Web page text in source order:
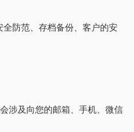
防范、存档备份、客户的安
涉及向您的邮箱、手机、微信